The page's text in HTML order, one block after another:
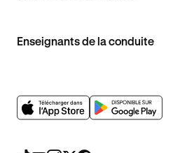
Enseignants de la conduite